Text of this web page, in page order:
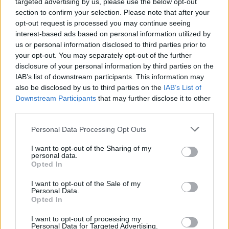
section to confirm your selection. Please note that after your
opt-out request is processed you may continue seeing
interest-based ads based on personal information utilized by
us or personal information disclosed to third parties prior to
your opt-out. You may separately opt-out of the further
disclosure of your personal information by third parties on the
IAB’s list of downstream participants. This information may
also be disclosed by us to third parties on the IAB’s List of
Downstream Participants that may further disclose it to other
Personal Data Processing Opt Outs
I want to opt-out of the Sharing of my
personal data.
Opted In
I want to opt-out of the Sale of my
Personal Data.
Opted In
I want to opt-out of processing my
Personal Data for Targeted Advertising.
Όσο υπήρχε ο παραπάνω απομονωτισμός, τα
προϊόντα της γειτονικής χώρας εξάγονταν
χρησιμοποιώντας τον γεωγραφικό προσδιορισμό
«μακεδονικός» ή «μακεδονικά προϊόντα». Με τη
Συμφωνία των Πρεσπών αλλά και με την ενταξιακή
πορεία που ανοίγουμε στην Ε.Ε. προκύπτουν τα εξής
αποτελέσματα:
Ό,τι αφορά τη νομοθετική ομπρέλα της Ε.Ε., δηλαδή
από την ελληνική πλευρά, η ονομασία θα γίνεται
απόλυτα αποδεκτή. Η ΠΓΕ, δηλαδή, «Μακεδονικός
Οίνος» και το τσίπουρο και το ούζο και όλα τα
προϊόντα ΠΟΠ/ΠΓΕ αναγνωρίζονται αυτόματα από τη
χώρα και ισχύει ο σεβασμός των κανόνων της Ε.Ε.
Για τα εμπορικά σήματα που κατά το παρελθόν είχαν
τον συγκεκριμένο γεωγραφικό προσδιορισμό, τους